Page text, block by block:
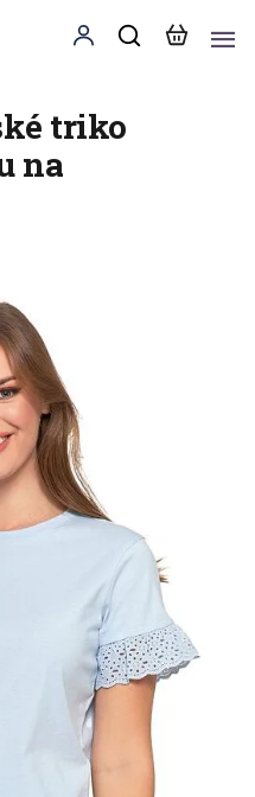
triko
na